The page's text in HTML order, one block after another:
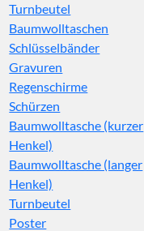
Turnbeutel
Baumwolltaschen
Schlüsselbänder
Gravuren
Regenschirme
Schürzen
Baumwolltasche (kurzer
Henkel)
Baumwolltasche (langer
Henkel)
Turnbeutel
Poster